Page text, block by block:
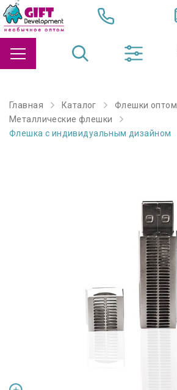
Главная Каталог
Флешки оптом
Металлические флешки
Флешка с индивидуальным дизайном